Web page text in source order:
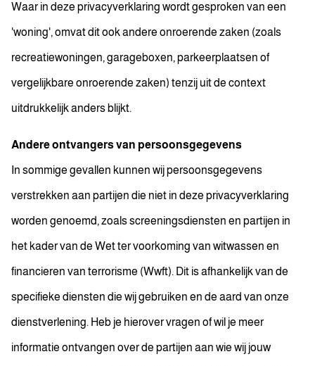
Waar in deze privacyverklaring wordt gesproken van een
'woning', omvat dit ook andere onroerende zaken (zoals
recreatiewoningen, garageboxen, parkeerplaatsen of
vergelijkbare onroerende zaken) tenzij uit de context
uitdrukkelijk anders blijkt.
Andere ontvangers van persoonsgegevens
In sommige gevallen kunnen wij persoonsgegevens
verstrekken aan partijen die niet in deze privacyverklaring
worden genoemd, zoals screeningsdiensten en partijen in
het kader van de Wet ter voorkoming van witwassen en
financieren van terrorisme (Wwft). Dit is afhankelijk van de
specifieke diensten die wij gebruiken en de aard van onze
dienstverlening. Heb je hierover vragen of wil je meer
informatie ontvangen over de partijen aan wie wij jouw